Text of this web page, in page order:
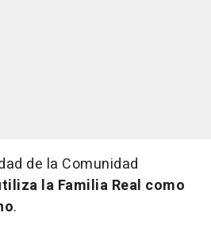
de la Comunidad
la Familia Real como
.